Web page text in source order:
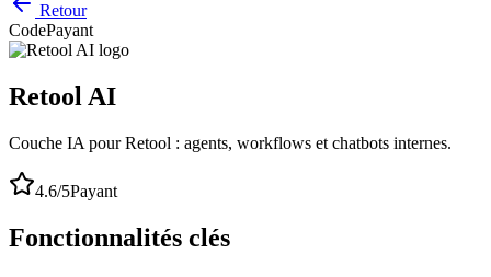
Retour
CodePayant
Retool AI
Couche IA pour Retool : agents, workflows et chatbots internes.
4.6/5Payant
Fonctionnalités clés